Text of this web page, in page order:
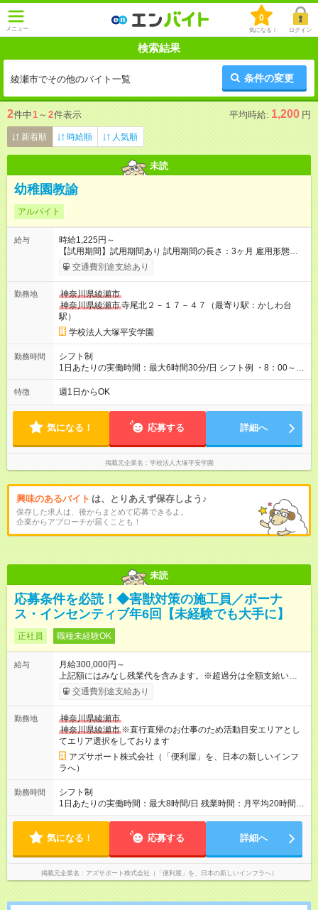
メニュー
0
気になる！ ログイン
検索結果
綾瀬市でその他のバイト一覧 条件の変更
2件中1 ～ 2件表示 平均時給: 1,200 円
新着順 時給順 人気順
未読
幼稚園教諭
アルバイト
給与
時給1,225円～
【試用期間】試用期間あり 試用期間の長さ：3ヶ月 雇用形態、
給与は本採用時と同じです。
交通費別途支給あり
勤務地
神奈川県綾瀬市
神奈川県綾瀬市寺尾北２－１７－４７（最寄り駅：かしわ台
駅）
学校法人大塚平安学園
勤務時間
シフト制
1日あたりの実働時間：最大6時間30分/日 シフト例 ・8：00～
14：15 ・8：00～12：00 ・8：45～14：15 ・8：45～12：00
特徴 週1日からOK
気になる！ 応募する 詳細へ
掲載元企業名 学校法人大塚平安学園
興味のあるバイト は、とりあえず保存しよう♪
保存した求人は、後からまとめて応募できるよ。
企業からアプローチが届くことも！
未読
応募条件を必読！◆害獣対策の施工員／ボーナ
ス・インセンティブ年6回【未経験でも大手に】
正社員 職種未経験OK
給与
月給300,000円～
上記額にはみなし残業代を含みます。※超過分は全額支給いたし
ます。 みなし残業代 73,808円／月 みなし残業時間 45時間／月
年収＝月給＋ボーナス＋インセンティブ ボーナス ：2回 ※過
（年4回） ※施工スタッフにもインセンティブがもらえます
※合計で約30～60万/年程度で動きます（一番高い方ですと100
万超え） --------------------------------- 昇給：あり ※年1回評価に基
づく 手当：あり 全額100%支給 ・交通費（通勤費） ・業務に
おける活動費 ・超過勤務手当 【注意】 貸与する社用車は、社員
各自が保管していただきます 駐車場代が仮にかかる場合、各社
員での負担となります ※1都3県社員については会社負担があり
ます（ご相談ください） 【試用期間】試用期間あり 試用期間の
ます。 雇用形態：中途採用（契約社員） 給与：本採用時と同じ
です。 試用期間中は嘱託社員契約となります。嘱託社員契約中
の給与・待遇・福利厚生は正社員のものと同じです。99％の方
が試用期間後に正社員に移行しております。
交通費別途支給あり
勤務地
神奈川県綾瀬市
神奈川県綾瀬市 ※直行直帰のお仕事のため活動目安エリアとし
てエリア選択をしております
アズサポート株式会社（「便利屋」を、日本の新しいインフ
ラへ）
勤務時間
シフト制
1日あたりの実働時間：最大8時間/日 残業時間：月平均20時間程
度 ※閑散月10時間ほど、繁忙期40時間ほど 【注意】 直行直帰の
によっては出勤・退勤時間が変動する場合がございます 例）
時台
気になる！ 応募する 詳細へ
掲載元企業名 アズサポート株式会社（「便利屋」を、日本の新しいインフラへ）